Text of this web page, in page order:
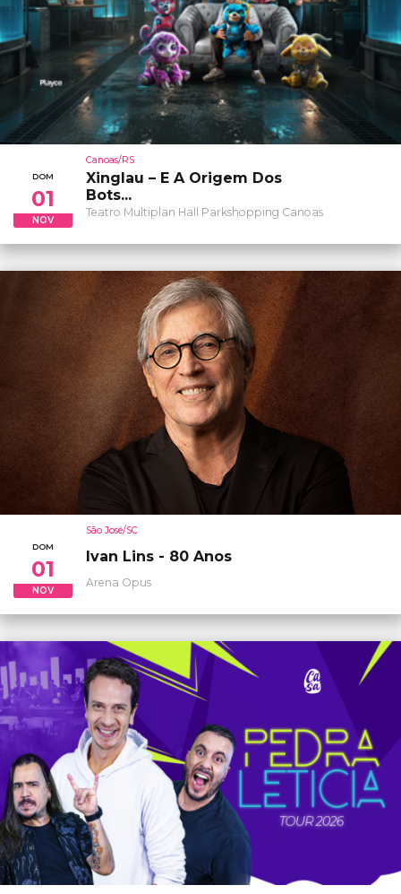
DOM
01
NOV
Canoas/RS
Xinglau – E A Origem Dos
Bots...
Teatro Multiplan Hall Parkshopping Canoas
DOM
01
NOV
São José/SC
Ivan Lins - 80 Anos
Arena Opus